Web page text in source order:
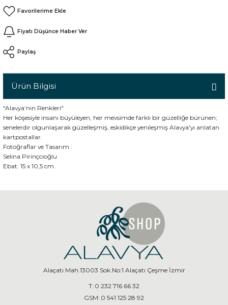
Fiyatı Düşünce Haber Ver
Paylaş
Ürün Bilgisi
"Alavya’nın Renkleri"
Her köşesiyle insanı büyüleyen, her mevsimde farklı bir güzelliğe bürünen;
senelerdir olgunlaşarak güzelleşmiş, eskidikçe yenileşmiş Alavya'yı anlatan
kartpostallar.
Fotoğraflar ve Tasarım :
Selina Pirinçcioğlu
Ebat: 15 x 10,5 cm.
Alaçatı Mah.13003 Sok.No:1 Alaçatı Çeşme İzmir
T: 0 232 716 66 32
GSM: 0 541 125 28 92